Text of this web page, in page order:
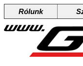
Rólunk